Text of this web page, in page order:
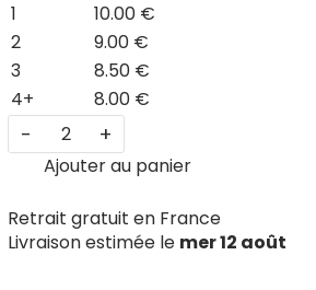
1
10.00 €
2
9.00 €
3
8.50 €
4+
8.00 €
- +
Ajouter au panier
Retrait gratuit en France
Livraison estimée le mer 12 août